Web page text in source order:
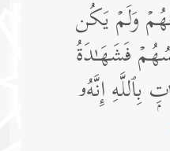
وَلَمۡ یَكُن
فَشَهَـٰدَةُ
إِنَّهُۥ